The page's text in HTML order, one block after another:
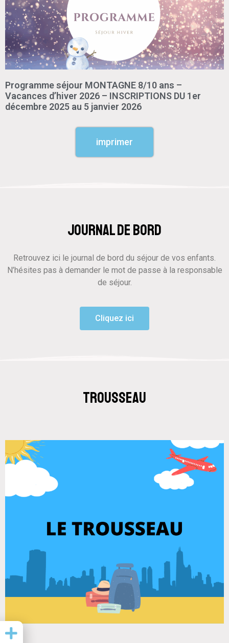
Programme séjour MONTAGNE 8/10 ans –
Vacances d’hiver 2026 – INSCRIPTIONS DU 1er
décembre 2025 au 5 janvier 2026
imprimer
Journal de bord
Retrouvez ici le journal de bord du séjour de vos enfants.
N’hésites pas à demander le mot de passe à la responsable
de séjour.
Cliquez ici
Trousseau